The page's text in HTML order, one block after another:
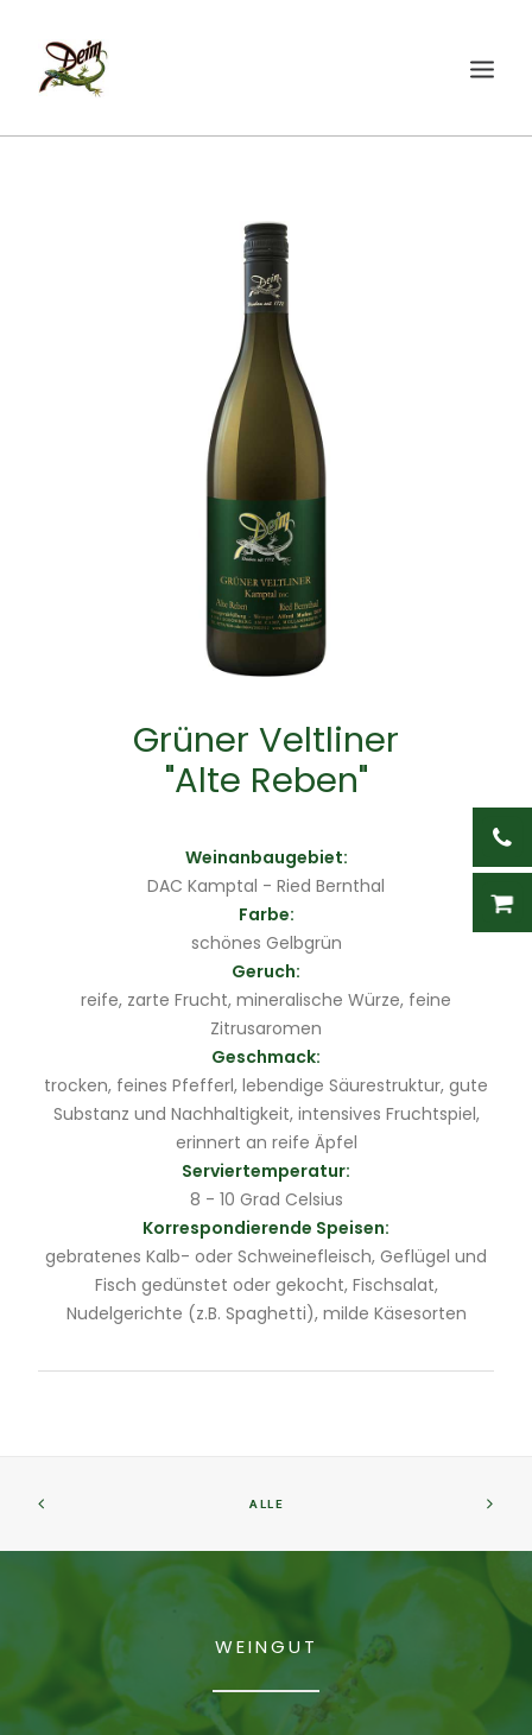
Grüner Veltliner
"Alte Reben"
Weinanbaugebiet:
DAC Kamptal - Ried Bernthal
Farbe:
schönes Gelbgrün
Geruch:
reife, zarte Frucht, mineralische Würze, feine
Zitrusaromen
Geschmack:
trocken, feines Pfefferl, lebendige Säurestruktur, gute
Substanz und Nachhaltigkeit, intensives Fruchtspiel,
erinnert an reife Äpfel
Serviertemperatur:
8 - 10 Grad Celsius
Korrespondierende Speisen:
gebratenes Kalb- oder Schweinefleisch, Geflügel und
Fisch gedünstet oder gekocht, Fischsalat,
Nudelgerichte (z.B. Spaghetti), milde Käsesorten
ALLE
WEINGUT